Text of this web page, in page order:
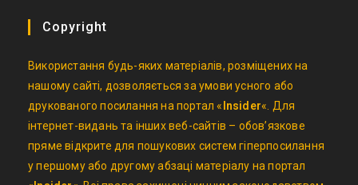
Copyright
Використання будь-яких матеріалів, розміщених на
нашому сайті, дозволяється за умови усного або
друкованого посилання на портал « Insider«. Для
інтернет-видань та інших веб-сайтів – обов’язкове
пряме відкрите для пошукових систем гіперпосилання
у першому або другому абзаці матеріалу на портал